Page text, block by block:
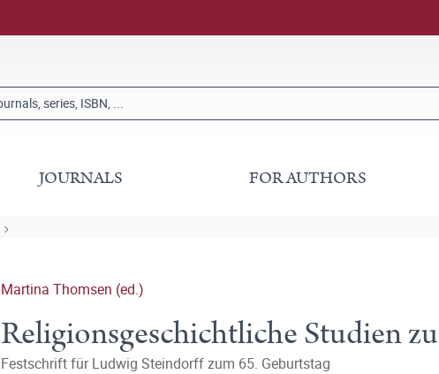
JOURNALS FOR AUTHORS
Martina Thomsen (ed.)
Religionsgeschichtliche Studien
Festschrift für Ludwig Steindorff zum 65. Geburtstag